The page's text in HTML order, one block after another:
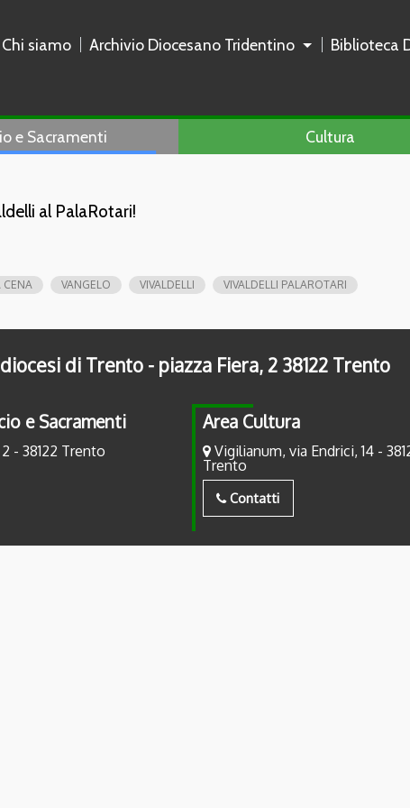
Chi siamo Archivio Diocesano Tridentino Biblioteca
e Sacramenti Cultura
al PalaRotari!
CENA VANGELO VIVALDELLI VIVALDELLI PALAROTARI
di Trento - piazza Fiera, 2 38122 Trento
e Sacramenti
- 38122 Trento
Area Cultura
Vigilianum, via Endrici, 14 -
Trento
Contatti